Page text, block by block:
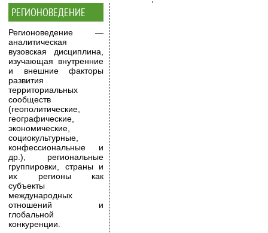
РЕГИОНОВЕДЕНИЕ
Регионоведение —
аналитическая
вузовская дисциплина,
изучающая внутренние
и внешние факторы
развития
территориальных
сообществ
(геополитические,
географические,
экономические,
социокультурные,
конфессиональные и
др.), региональные
группировки, страны и
их регионы как
субъекты
международных
отношений и
глобальной
конкуренции.